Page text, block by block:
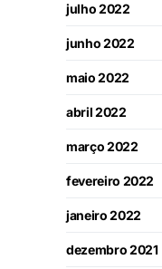
julho 2022
junho 2022
maio 2022
abril 2022
março 2022
fevereiro 2022
janeiro 2022
dezembro 2021